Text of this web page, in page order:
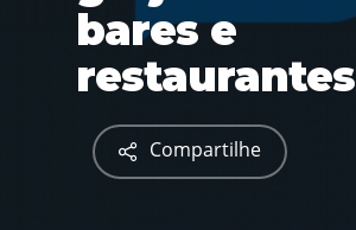
bares e
restaurantes
Compartilhe